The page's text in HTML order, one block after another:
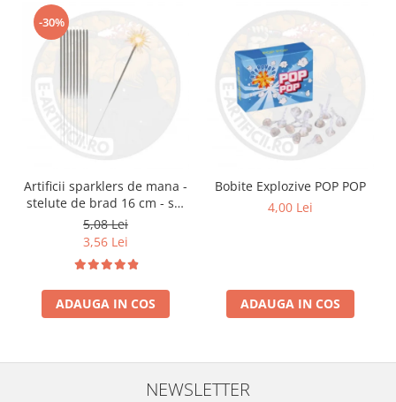
-30%
Artificii sparklers de mana -
stelute de brad 16 cm - set
10 buc
5,08 Lei
3,56 Lei
ADAUGA IN COS
Bobite Explozive POP POP
4,00 Lei
ADAUGA IN COS
NEWSLETTER